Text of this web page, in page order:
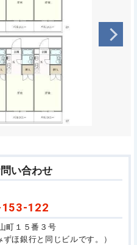
い合わせ
122
町１５番３号
ほ銀行と同じビルです。）